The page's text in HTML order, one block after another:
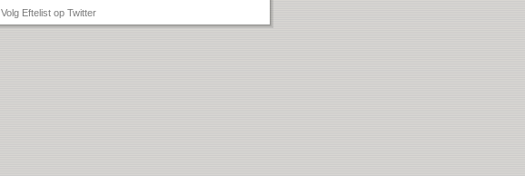
Volg Eftelist op Twitter